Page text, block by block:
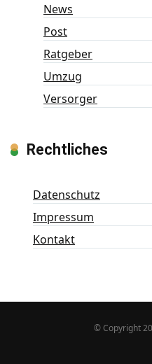
News
Post
Ratgeber
Umzug
Versorger
Rechtliches
Datenschutz
Impressum
Kontakt
© Copyright